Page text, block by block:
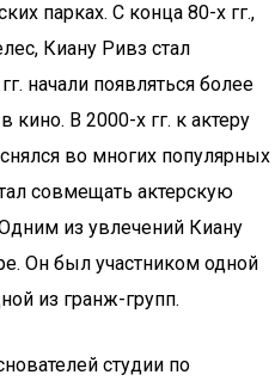
парках. С конца 80-х гг.,
Киану Ривз стал
начали появляться более
В 2000-х гг. к актеру
во многих популярных
совмещать актерскую
из увлечений Киану
Он был участником одной
из гранж-групп.
студии по